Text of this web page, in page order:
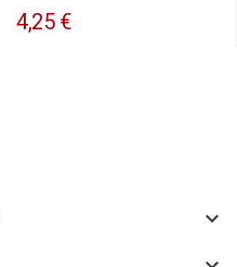
4,25 €
